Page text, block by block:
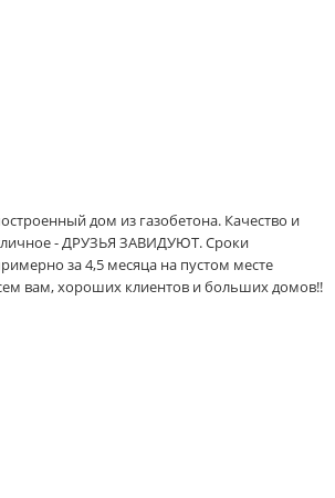
дом из газобетона. Качество и
- ДРУЗЬЯ ЗАВИДУЮТ. Сроки
за 4,5 месяца на пустом месте
вам, хороших клиентов и больших домов!!